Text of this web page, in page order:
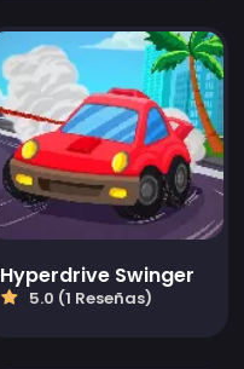
Hyperdrive Swinger
5.0 (1 Reseñas)